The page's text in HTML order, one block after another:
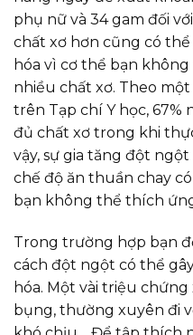
phụ nữ và 34 gam đối
chất xơ hơn cũng có thể
hóa vì cơ thể bạn
nhiều chất xơ. Theo
trên Tạp chí Y học, 67%
đủ chất xơ trong khi
vậy, sự gia tăng đột
chế độ ăn thuần chay
bạn không thể thích
Trong trường hợp bạn
cách đột ngột có thể
hóa. Một vài triệu
bụng, thường xuyên đi